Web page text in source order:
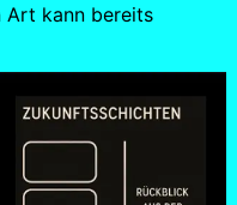
Art kann bereits